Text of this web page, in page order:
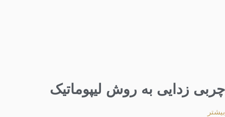
چربی زدایی به روش لیپوماتیک
بیشتر